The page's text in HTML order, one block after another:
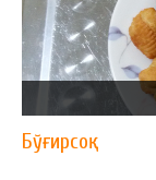
Бўғирсоқ